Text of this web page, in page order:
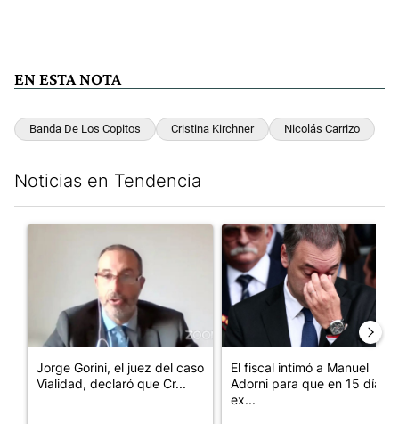
EN ESTA NOTA
Banda De Los Copitos Cristina Kirchner Nicolás Carrizo
Noticias en Tendencia
Un artículo de tendencia con el título "Jorge Gorini, el juez
Jorge Gorini, el juez del caso
Vialidad, declaró que Cr...
Un artículo de tendencia con
El fiscal intimó a Manuel
Adorni para que en 15 días
ex...